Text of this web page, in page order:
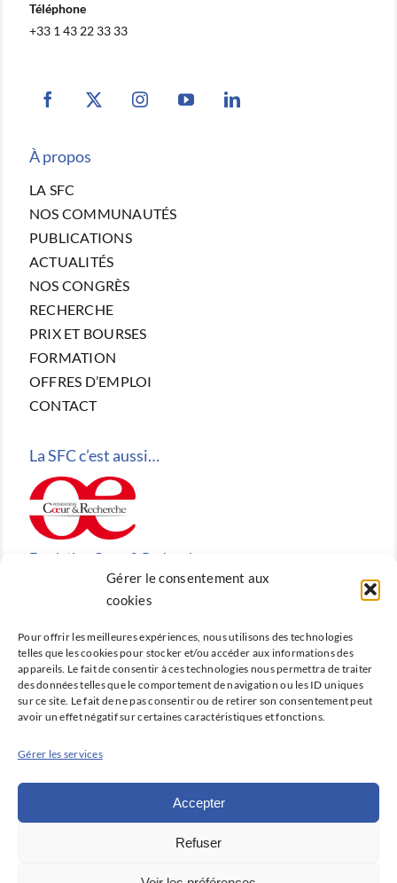
Gérer le consentement aux
cookies
Pour offrir les meilleures expériences, nous utilisons des technologies
telles que les cookies pour stocker et/ou accéder aux informations des
appareils. Le fait de consentir à ces technologies nous permettra de traiter
des données telles que le comportement de navigation ou les ID uniques
sur ce site. Le fait de ne pas consentir ou de retirer son consentement peut
avoir un effet négatif sur certaines caractéristiques et fonctions.
Gérer les services
Accepter
Refuser
Téléphone
+33 1 43 22 33 33
À propos
LA SFC
NOS COMMUNAUTÉS
PUBLICATIONS
ACTUALITÉS
NOS CONGRÈS
RECHERCHE
PRIX ET BOURSES
FORMATION
OFFRES D’EMPLOI
CONTACT
La SFC c’est aussi…
Fondation Cœur & Recherche
Reconnue d’utilité publique, la Fondation Cœur &
créée en 2010 par la SFC.
plateforme d’information et de formation de la SFC.